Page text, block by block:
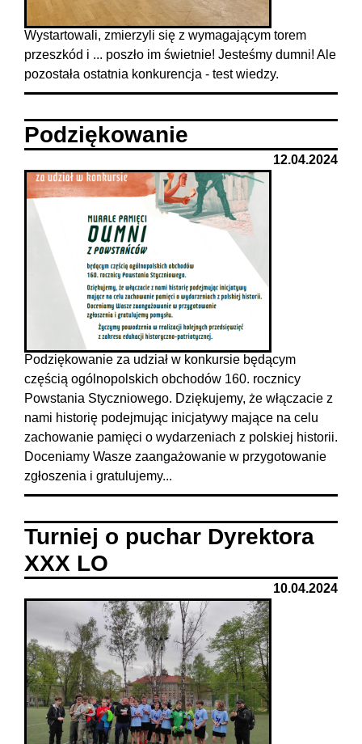
Wystartowali, zmierzyli się z wymagającym torem
przeszkód i ... poszło im świetnie! Jesteśmy dumni! Ale
pozostała ostatnia konkurencja - test wiedzy.
Podziękowanie
12.04.2024
Podziękowanie za udział w konkursie będącym
częścią ogólnopolskich obchodów 160. rocznicy
Powstania Styczniowego. Dziękujemy, że włączacie z
nami historię podejmując inicjatywy mające na celu
zachowanie pamięci o wydarzeniach z polskiej historii.
Doceniamy Wasze zaangażowanie w przygotowanie
zgłoszenia i gratulujemy...
Turniej o puchar Dyrektora
XXX LO
10.04.2024